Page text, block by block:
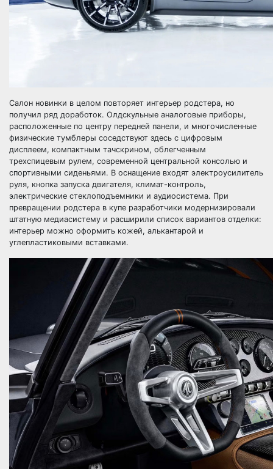
Салон новинки в целом повторяет интерьер родстера, но
получил ряд доработок. Олдскульные аналоговые приборы,
расположенные по центру передней панели, и многочисленные
физические тумблеры соседствуют здесь с цифровым
дисплеем, компактным тачскрином, облегченным
трехспицевым рулем, современной центральной консолью и
спортивными сиденьями. В оснащение входят электроусилитель
руля, кнопка запуска двигателя, климат-контроль,
электрические стеклоподъемники и аудиосистема. При
превращении родстера в купе разработчики модернизировали
штатную медиасистему и расширили список вариантов отделки:
интерьер можно оформить кожей, алькантарой и
углепластиковыми вставками.